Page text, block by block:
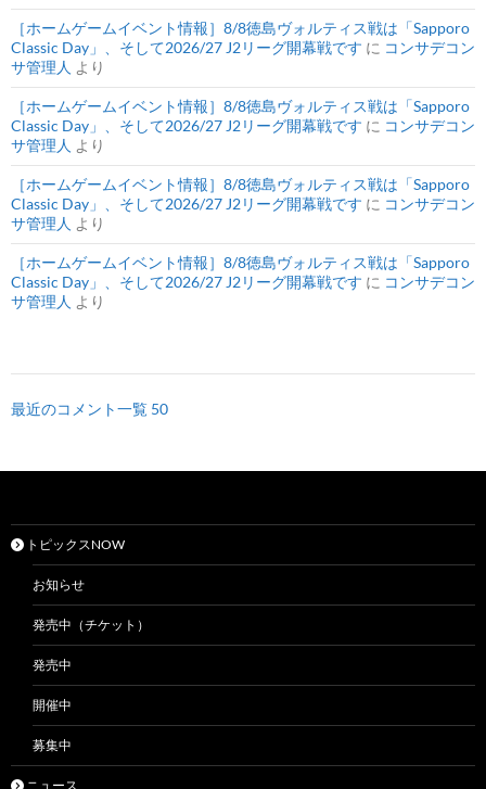
［ホームゲームイベント情報］8/8徳島ヴォルティス戦は「Sapporo
Classic Day」、そして2026/27 J2リーグ開幕戦です に コンサデコン
サ管理人 より
［ホームゲームイベント情報］8/8徳島ヴォルティス戦は「Sapporo
Classic Day」、そして2026/27 J2リーグ開幕戦です に コンサデコン
サ管理人 より
［ホームゲームイベント情報］8/8徳島ヴォルティス戦は「Sapporo
Classic Day」、そして2026/27 J2リーグ開幕戦です に コンサデコン
サ管理人 より
［ホームゲームイベント情報］8/8徳島ヴォルティス戦は「Sapporo
Classic Day」、そして2026/27 J2リーグ開幕戦です に コンサデコン
サ管理人 より
最近のコメント一覧 50
トピックスNOW
お知らせ
発売中（チケット）
発売中
開催中
募集中
ニュース